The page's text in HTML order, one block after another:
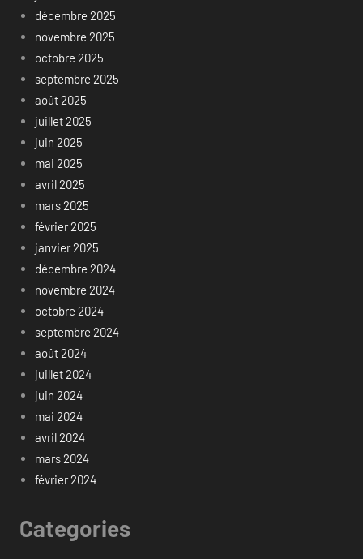
décembre 2025
novembre 2025
octobre 2025
septembre 2025
août 2025
juillet 2025
juin 2025
mai 2025
avril 2025
mars 2025
février 2025
janvier 2025
décembre 2024
novembre 2024
octobre 2024
septembre 2024
août 2024
juillet 2024
juin 2024
mai 2024
avril 2024
mars 2024
février 2024
Categories